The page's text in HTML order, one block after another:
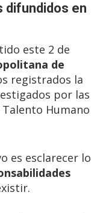
difundidos en
este 2 de
de
registrados la
por las
Humano
es esclarecer lo